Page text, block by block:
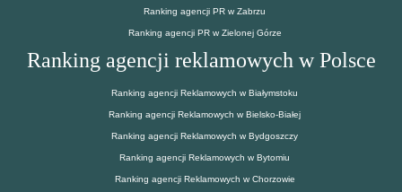
Ranking agencji PR w Zabrzu
Ranking agencji PR w Zielonej Górze
Ranking agencji reklamowych w Polsce
Ranking agencji Reklamowych w Białymstoku
Ranking agencji Reklamowych w Bielsko-Białej
Ranking agencji Reklamowych w Bydgoszczy
Ranking agencji Reklamowych w Bytomiu
Ranking agencji Reklamowych w Chorzowie